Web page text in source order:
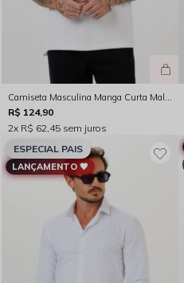
Camiseta Masculina Manga Curta Malha Jacquard Off White - FC264028
R$ 124,90
2x R$ 62,45 sem juros
LANÇAMENTO 🖤
ESPECIAL PAIS